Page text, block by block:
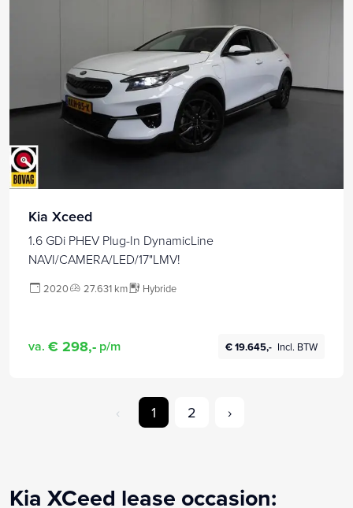
Kia Xceed
1.6 GDi PHEV Plug-In DynamicLine
NAVI/CAMERA/LED/17"LMV!
2020 27.631 km Hybride
va. € 298,- p/m € 19.645,- Incl. BTW
‹ 1 2 ›
Kia XCeed lease occasion: